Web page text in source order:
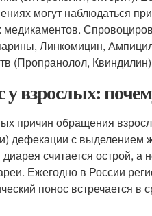
могут наблюдаться
Линкомицин,
(Пропранолол,
взрослых:
причин обращения
дефекации с выделением
считается острой, а
Ежегодно в России
понос встречается в